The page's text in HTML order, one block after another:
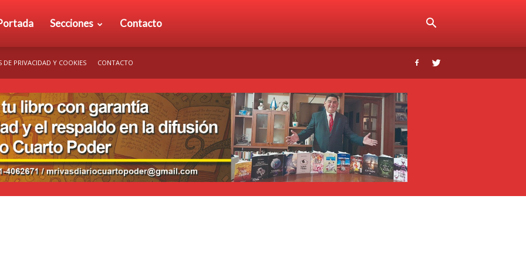
Secciones Contacto
DE PRIVACIDAD Y COOKIES CONTACTO